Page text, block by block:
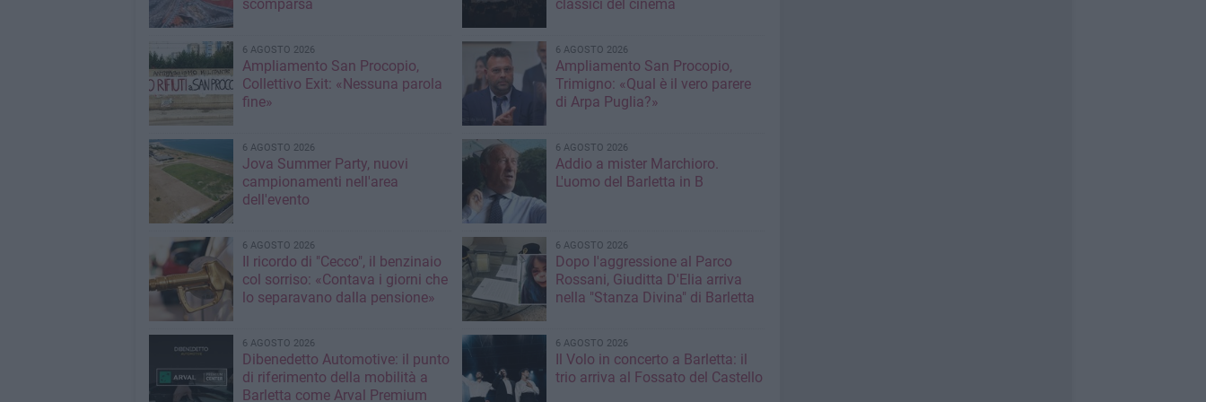
scomparsa
classici del cinema
6 AGOSTO 2026
Ampliamento San Procopio,
Collettivo Exit: «Nessuna parola
fine»
6 AGOSTO 2026
Ampliamento San Procopio,
Trimigno: «Qual è il vero parere
di Arpa Puglia?»
6 AGOSTO 2026
Jova Summer Party, nuovi
campionamenti nell'area
dell'evento
6 AGOSTO 2026
Addio a mister Marchioro.
L'uomo del Barletta in B
6 AGOSTO 2026
Il ricordo di "Cecco", il benzinaio
col sorriso: «Contava i giorni che
lo separavano dalla pensione»
6 AGOSTO 2026
Dopo l'aggressione al Parco
Rossani, Giuditta D'Elia arriva
nella "Stanza Divina" di Barletta
6 AGOSTO 2026
Dibenedetto Automotive: il punto
di riferimento della mobilità a
Barletta come Arval Premium
6 AGOSTO 2026
Il Volo in concerto a Barletta: il
trio arriva al Fossato del Castello